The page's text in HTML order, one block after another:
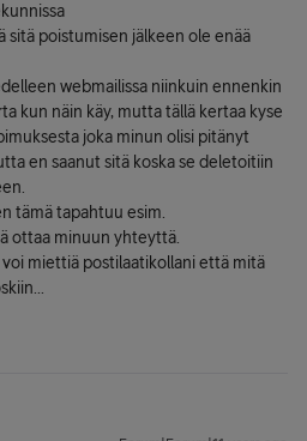
poistumisen jälkeen ole enää
webmailissa niinkuin ennenkin
kun näin käy, mutta tällä kertaa kyse
joka minun olisi pitänyt
en saanut sitä koska se deletoitiin
tämä tapahtuu esim.
ottaa minuun yhteyttä.
voi miettiä postilaatikollani että mitä